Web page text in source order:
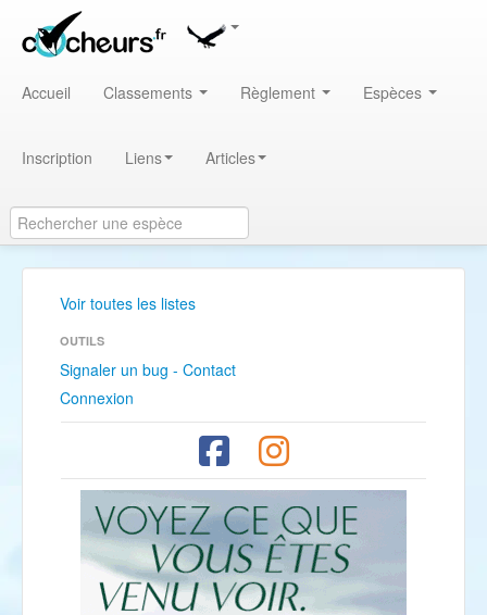
Accueil Classements Règlement Espèces
Inscription Liens Articles
Voir toutes les listes
OUTILS
Signaler un bug - Contact
Connexion